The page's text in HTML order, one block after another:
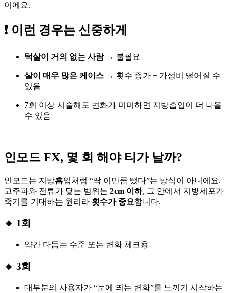
이에요.
❗ 이런 경우는 신중하게
턱살이 거의 없는 사람→ 불필요
살이 매우 많은 케이스 → 횟수 증가 + 가성비 떨어질 수
있음
7회 이상 시술해도 변화가 미미하면 지방흡입이 더 나을
수 있음
인모드 FX, 몇 회 해야 티가 날까?
인모드는 지방흡입처럼 “딱 이만큼 뺐다”는 방식이 아니에요.
고주파와 전류가 닿는 범위는 2cm 이하, 그 안에서 지방세포가
죽기를 기대하는 원리라 횟수가 중요합니다.
🔸 1회
약간 다듬는 수준 또는 변화 체크용
🔸 3회
대부분의 사용자가 “눈에 띄는 변화”를 느끼기 시작하는